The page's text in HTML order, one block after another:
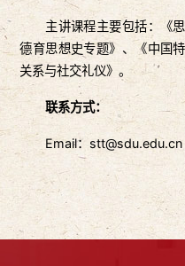
主讲课程主要包括：《
德育思想史专题》、《中国
关系与社交礼仪》。
联系方式：
Email：stt@sdu.edu.cn